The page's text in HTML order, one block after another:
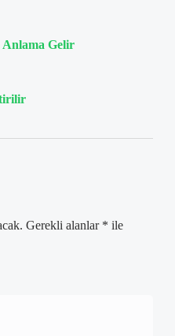
Anlama Gelir
Gerekli alanlar * ile